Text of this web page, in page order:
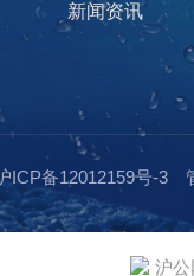
新闻资讯
ICP备12012159号-3
沪公